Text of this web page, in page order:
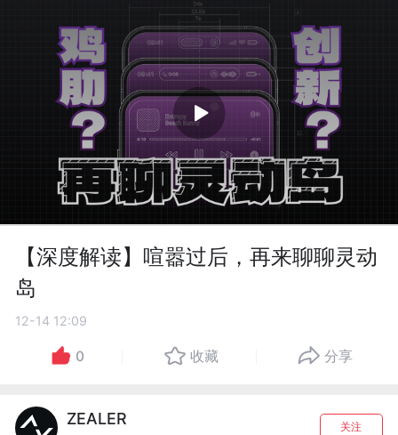
【深度解读】喧嚣过后，再来聊聊灵动
岛
12-14 12:09
0 收藏 分享
ZEALER 关注